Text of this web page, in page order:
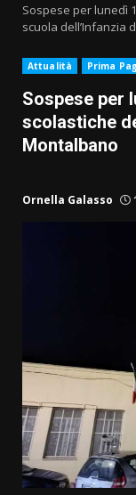
Sospese per lunedì
scuola dell’Infanzia
Attualità Prima
Sospese per
scolastiche
Montalbano
Ornella Galasso